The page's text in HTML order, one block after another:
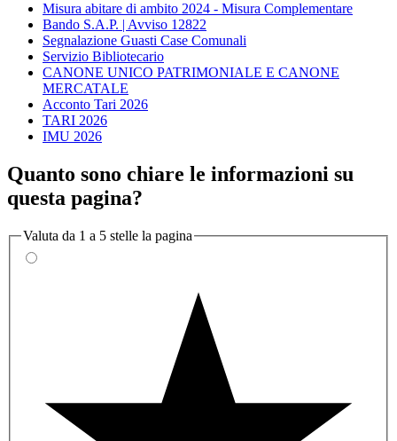
Misura abitare di ambito 2024 - Misura Complementare
Bando S.A.P. | Avviso 12822
Segnalazione Guasti Case Comunali
Servizio Bibliotecario
CANONE UNICO PATRIMONIALE E CANONE
MERCATALE
Acconto Tari 2026
TARI 2026
IMU 2026
Quanto sono chiare le informazioni su
questa pagina?
Valuta da 1 a 5 stelle la pagina